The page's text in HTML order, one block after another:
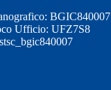
BGIC840007
Ufficio: UFZ7S8